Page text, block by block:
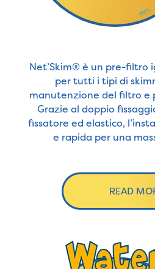
Net’Skim® è un pre-filtro
per tutti i tipi di
manutenzione del filtro e
Grazie al doppio
fissatore ed elastico,
e rapida per una
READ